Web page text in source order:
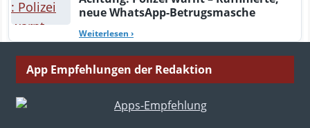
neue WhatsApp-Betrugsmasche
Weiterlesen ›
App Empfehlungen der Redaktion